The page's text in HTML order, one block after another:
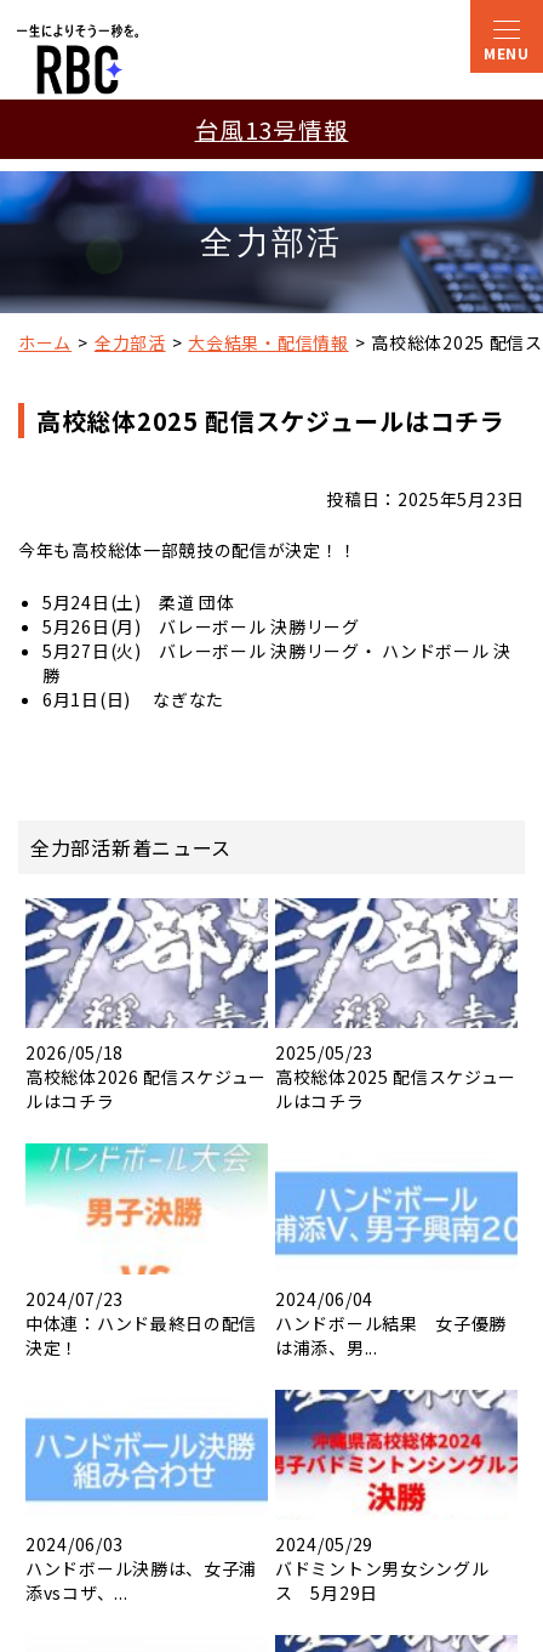
台風13号情報
全力部活
ホーム 全力部活 大会結果・配信情報 高校総体2025 配信
高校総体2025 配信スケジュールはコチラ
投稿日：2025年5月23日
今年も高校総体一部競技の配信が決定！！
5月24日(土) 柔道 団体
5月26日(月) バレーボール 決勝リーグ
5月27日(火) バレーボール 決勝リーグ・ ハンドボール 決
勝
6月1日(日) なぎなた
全力部活新着ニュース
2026/05/18
高校総体2026 配信スケジュー
ルはコチラ
2025/05/23
高校総体2025 配信スケジュー
ルはコチラ
2024/07/23
中体連：ハンド最終日の配信
決定！
2024/06/04
ハンドボール結果 女子優勝
は浦添、男...
2024/06/03
ハンドボール決勝は、女子浦
添vsコザ、...
2024/05/29
バドミントン男女シングル
ス 5月29日